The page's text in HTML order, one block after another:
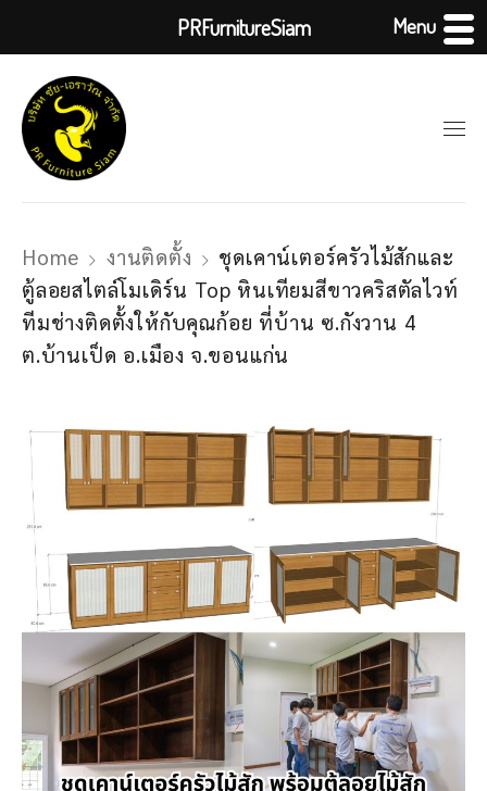
Home งานติดตั้ง
ชุดเคาน์เตอร์ครัวไม้สักและ
ตู้ลอยสไตล์โมเดิร์น Top หินเทียมสีขาวคริสตัลไวท์
ทีมช่างติดตั้งให้กับคุณก้อย ที่บ้าน ซ.กังวาน 4
ต.บ้านเป็ด อ.เมือง จ.ขอนแก่น
PRFurnitureSiam Menu